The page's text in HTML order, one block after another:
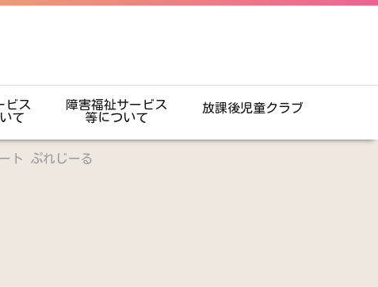
ビス
て
障害福祉サービス
等について
放課後児童クラブ
ト ぷれじーる